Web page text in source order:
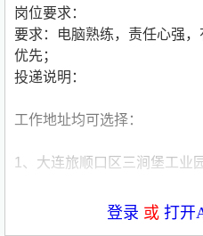
岗位要求：
要求：电脑熟练，责任心强
优先；
投递说明：
工作地址均可选择：
1、大连旅顺口区三涧堡工业
2、金普十三里工业园乘风路
登录 或 打开